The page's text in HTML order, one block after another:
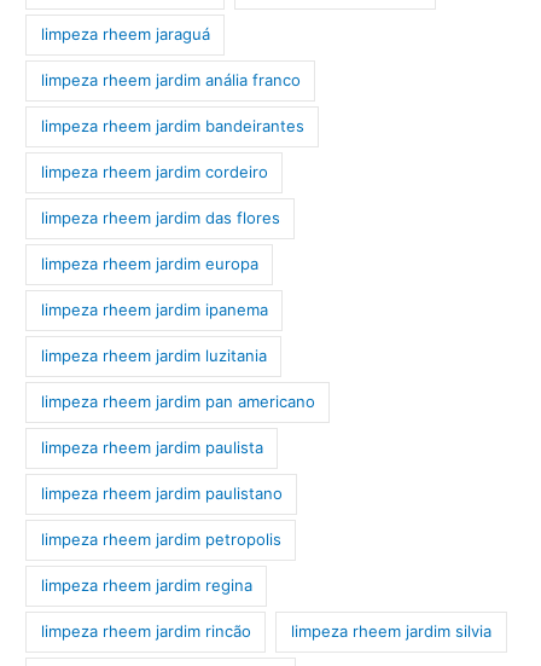
limpeza rheem jaraguá
limpeza rheem jardim anália franco
limpeza rheem jardim bandeirantes
limpeza rheem jardim cordeiro
limpeza rheem jardim das flores
limpeza rheem jardim europa
limpeza rheem jardim ipanema
limpeza rheem jardim luzitania
limpeza rheem jardim pan americano
limpeza rheem jardim paulista
limpeza rheem jardim paulistano
limpeza rheem jardim petropolis
limpeza rheem jardim regina
limpeza rheem jardim rincão limpeza rheem jardim silvia